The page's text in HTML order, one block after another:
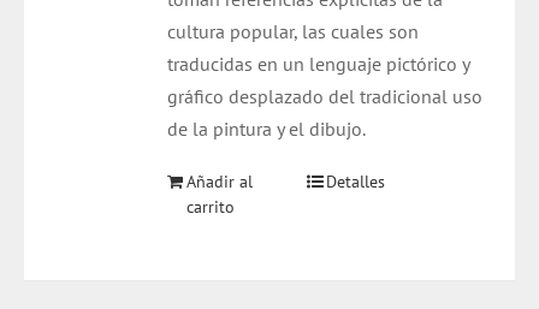
cultura popular, las cuales son
traducidas en un lenguaje pictórico y
gráfico desplazado del tradicional uso
de la pintura y el dibujo.
Añadir al
carrito
Detalles